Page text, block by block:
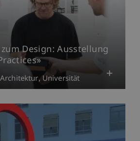
Design: Ausstellung
Architektur Universität